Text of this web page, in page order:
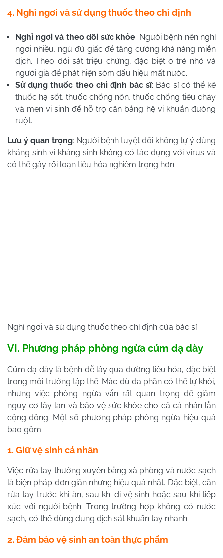
4. Nghỉ ngơi và sử dụng thuốc theo chỉ định
Nghỉ ngơi và theo dõi sức khỏe: Người bệnh nên nghỉ
ngơi nhiều, ngủ đủ giấc để tăng cường khả năng miễn
dịch. Theo dõi sát triệu chứng, đặc biệt ở trẻ nhỏ và
người già để phát hiện sớm dấu hiệu mất nước.
Sử dụng thuốc theo chỉ định bác sĩ: Bác sĩ có thể kê
thuốc hạ sốt, thuốc chống nôn, thuốc chống tiêu chảy
và men vi sinh để hỗ trợ cân bằng hệ vi khuẩn đường
ruột.
Lưu ý quan trọng: Người bệnh tuyệt đối không tự ý dùng
kháng sinh vì kháng sinh không có tác dụng với virus và
có thể gây rối loạn tiêu hóa nghiêm trọng hơn.
Nghỉ ngơi và sử dụng thuốc theo chỉ định của bác sĩ
VI. Phương pháp phòng ngừa cúm dạ dày
Cúm dạ dày là bệnh dễ lây qua đường tiêu hóa, đặc biệt
trong môi trường tập thể. Mặc dù đa phần có thể tự khỏi,
nhưng việc phòng ngừa vẫn rất quan trọng để giảm
nguy cơ lây lan và bảo vệ sức khỏe cho cả cá nhân lẫn
cộng đồng. Một số phương pháp phòng ngừa hiệu quả
bao gồm:
1. Giữ vệ sinh cá nhân
Việc rửa tay thường xuyên bằng xà phòng và nước sạch
là biện pháp đơn giản nhưng hiệu quả nhất. Đặc biệt, cần
rửa tay trước khi ăn, sau khi đi vệ sinh hoặc sau khi tiếp
xúc với người bệnh. Trong trường hợp không có nước
sạch, có thể dùng dung dịch sát khuẩn tay nhanh.
2. Đảm bảo vệ sinh an toàn thực phẩm